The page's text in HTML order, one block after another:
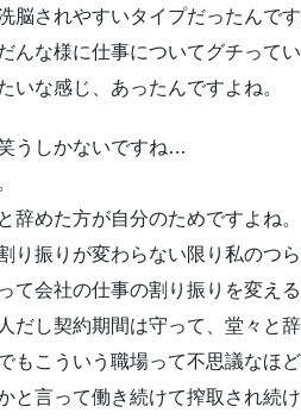
脳されやすいタイプだったんです
んな様に仕事についてグチって
いな感じ、あったんですよね。
うしかないですね…
辞めた方が自分のためですよね。
り振りが変わらない限り私のつ
て会社の仕事の割り振りを変え
だし契約期間は守って、堂々と辞
もこういう職場って不思議なほ
と言って働き続けて搾取され続